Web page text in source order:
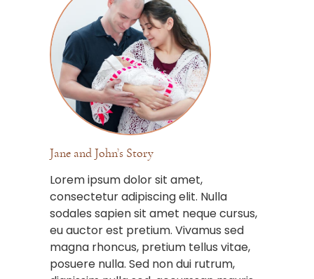
Jane and John’s Story
Lorem ipsum dolor sit amet,
consectetur adipiscing elit. Nulla
sodales sapien sit amet neque cursus,
eu auctor est pretium. Vivamus sed
magna rhoncus, pretium tellus vitae,
posuere nulla. Sed non dui rutrum,